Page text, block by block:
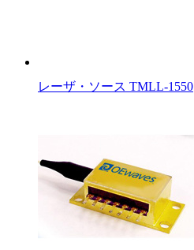
レーザ・ソース TMLL-1550